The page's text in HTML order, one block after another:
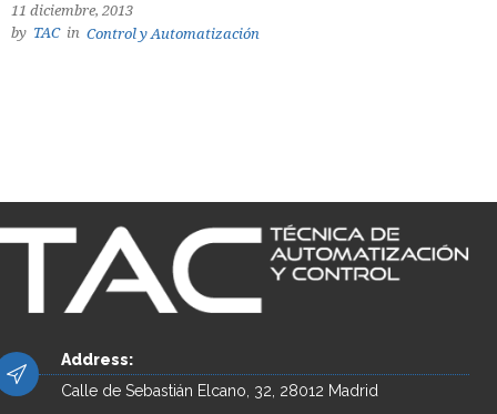
11 diciembre, 2013
by TAC in Control y Automatización
Address:
Calle de Sebastián Elcano, 32, 28012 Madrid